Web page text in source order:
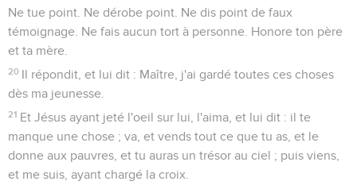
Ne tue point. Ne dérobe point. Ne dis point de faux
témoignage. Ne fais aucun tort à personne. Honore ton père
et ta mère.
20 Il répondit, et lui dit : Maître, j'ai gardé toutes ces choses
dès ma jeunesse.
21 Et Jésus ayant jeté l'oeil sur lui, l'aima, et lui dit : il te
manque une chose ; va, et vends tout ce que tu as, et le
donne aux pauvres, et tu auras un trésor au ciel ; puis viens,
et me suis, ayant chargé la croix.